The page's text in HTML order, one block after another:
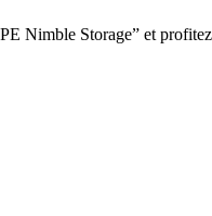
Nimble Storage” et